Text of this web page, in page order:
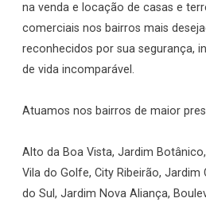
na venda e locação de casas e
comerciais nos bairros mais
reconhecidos por sua segurança,
de vida incomparável.
Atuamos nos bairros de maior
Alto da Boa Vista, Jardim
Vila do Golfe, City Ribeirão, Jardim
do Sul, Jardim Nova Aliança,